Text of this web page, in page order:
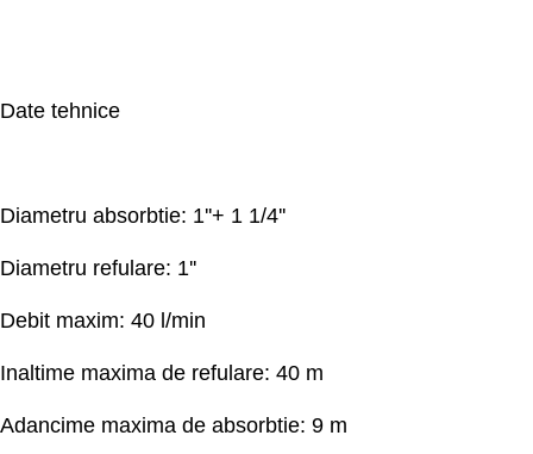
Date tehnice
Diametru absorbtie: 1''+ 1 1/4''
Diametru refulare: 1''
Debit maxim: 40 l/min
Inaltime maxima de refulare: 40 m
Adancime maxima de absorbtie: 9 m